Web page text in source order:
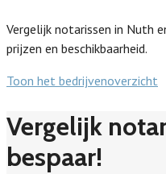
Vergelijk notarissen in Nuth
prijzen en beschikbaarheid.
Toon het bedrijvenoverzicht
Vergelijk
bespaar!